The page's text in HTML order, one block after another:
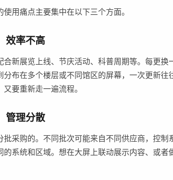
用痛点主要集中在以下三个方面。
效率不高
新展览上线、节庆活动、科普周期等。每更换
布在多个楼层或不同馆区的屏幕，一次更新往
要重新走一遍流程。
管理分散
采购的。不同批次可能来自不同供应商，控制
系统和区域。想在大屏上联动展示内容、或者